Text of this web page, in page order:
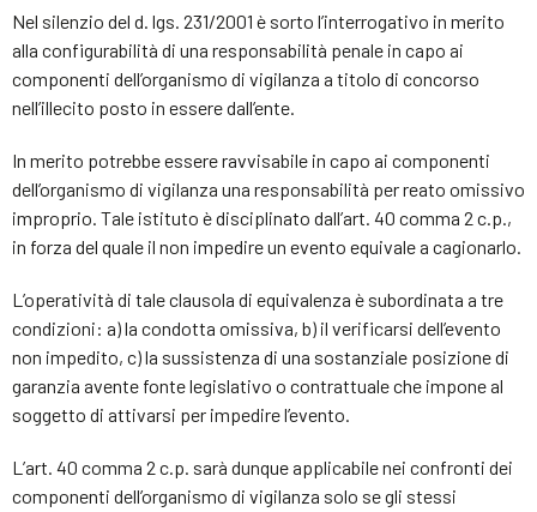
Nel silenzio del d. lgs. 231/2001 è sorto l’interrogativo in merito
alla configurabilità di una responsabilità penale in capo ai
componenti dell’organismo di vigilanza a titolo di concorso
nell’illecito posto in essere dall’ente.
In merito potrebbe essere ravvisabile in capo ai componenti
dell’organismo di vigilanza una responsabilità per reato omissivo
improprio. Tale istituto è disciplinato dall’art. 40 comma 2 c.p.,
in forza del quale il non impedire un evento equivale a cagionarlo.
L’operatività di tale clausola di equivalenza è subordinata a tre
condizioni: a) la condotta omissiva, b) il verificarsi dell’evento
non impedito, c) la sussistenza di una sostanziale posizione di
garanzia avente fonte legislativo o contrattuale che impone al
soggetto di attivarsi per impedire l’evento.
L’art. 40 comma 2 c.p. sarà dunque applicabile nei confronti dei
componenti dell’organismo di vigilanza solo se gli stessi